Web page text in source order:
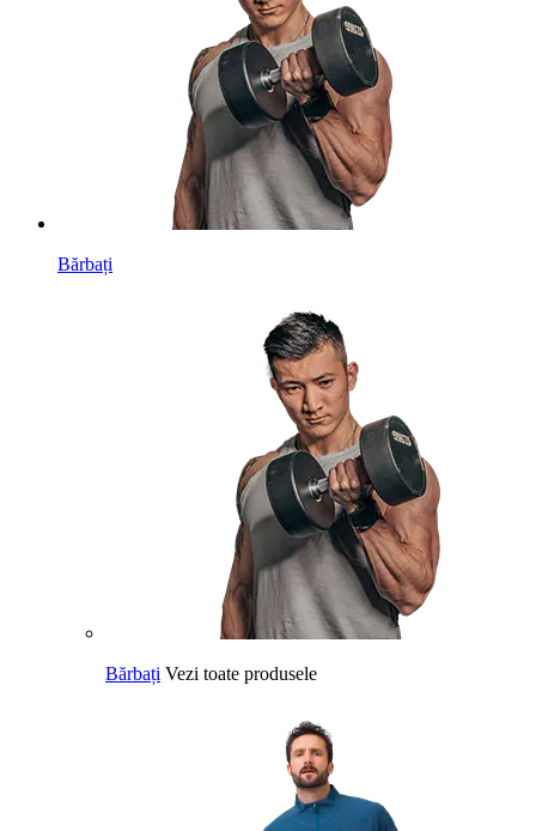
Bărbați
Bărbați Vezi toate produsele